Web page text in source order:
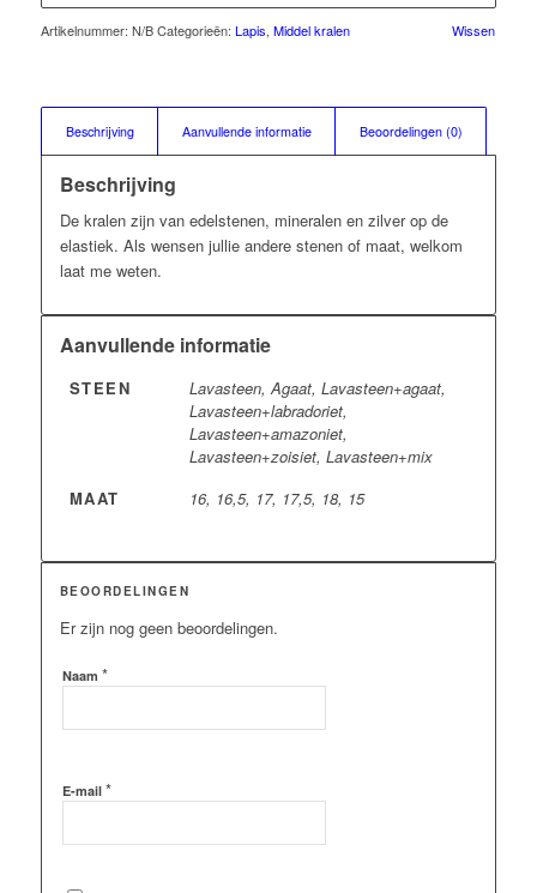
Wissen
Artikelnummer: N/B Categorieën: Lapis, Middel kralen
Beschrijving Aanvullende informatie Beoordelingen (0)
Beschrijving
De kralen zijn van edelstenen, mineralen en zilver op de
elastiek. Als wensen jullie andere stenen of maat, welkom
laat me weten.
Aanvullende informatie
STEEN
Lavasteen, Agaat, Lavasteen+agaat,
Lavasteen+labradoriet,
Lavasteen+amazoniet,
Lavasteen+zoisiet, Lavasteen+mix
MAAT
16, 16,5, 17, 17,5, 18, 15
BEOORDELINGEN
Er zijn nog geen beoordelingen.
Naam *
E-mail *